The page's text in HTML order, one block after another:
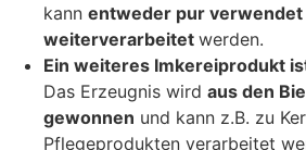
kann entweder pur verwendet
weiterverarbeitet werden.
Ein weiteres Imkereiprodukt
Das Erzeugnis wird aus den
gewonnen und kann z.B. zu
Pflegeprodukten verarbeitet